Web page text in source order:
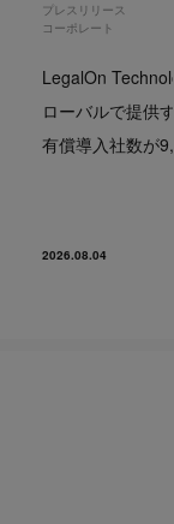
プレスリリース
コーポレート
LegalOn
ローバルで提供
有償導入社数が
2026.08.04